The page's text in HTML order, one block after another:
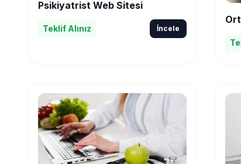
Psikiyatrist Web Sitesi
Teklif Alınız İncele